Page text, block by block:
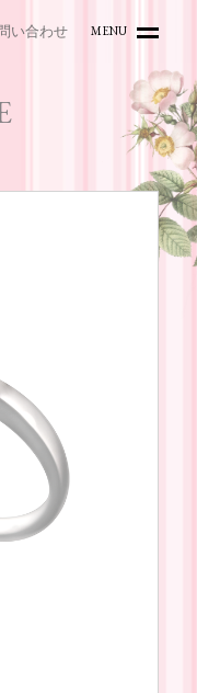
い合わせ MENU